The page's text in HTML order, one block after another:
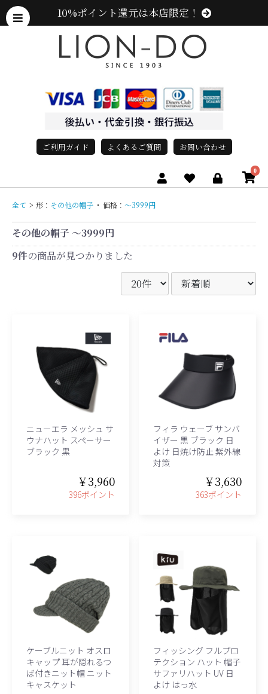
10%ポイント還元は本店限定！
ご利用ガイド よくあるご質問 お問い合わせ
0
全て > 形： その他の帽子 ・ 価格： 〜3999円
その他の帽子 〜3999円
9件の商品が見つかりました
ニューエラ メッシュ サ
ウナハット スペーサー
ブラック 黒
￥3,960
396ポイント
フィラ ウェーブ サンバ
イザー 黒 ブラック 日
よけ 日焼け防止 紫外線
対策
￥3,630
363ポイント
ケーブルニット オスロ
キャップ 耳が隠れるつ
ば付きニット帽 ニット
キャスケット
フィッシング フルプロ
テクション ハット 帽子
サファリハット UV 日
よけ はっ水